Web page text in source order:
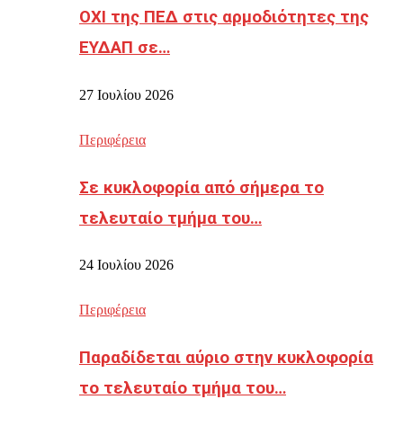
ΟΧΙ της ΠΕΔ στις αρμοδιότητες της
ΕΥΔΑΠ σε…
27 Ιουλίου 2026
Περιφέρεια
Σε κυκλοφορία από σήμερα το
τελευταίο τμήμα του…
24 Ιουλίου 2026
Περιφέρεια
Παραδίδεται αύριο στην κυκλοφορία
το τελευταίο τμήμα του…